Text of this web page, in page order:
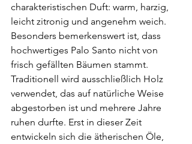
charakteristischen Duft: warm, harzig,
leicht zitronig und angenehm weich.
Besonders bemerkenswert ist, dass
hochwertiges Palo Santo nicht von
frisch gefällten Bäumen stammt.
Traditionell wird ausschließlich Holz
verwendet, das auf natürliche Weise
abgestorben ist und mehrere Jahre
ruhen durfte. Erst in dieser Zeit
entwickeln sich die ätherischen Öle,